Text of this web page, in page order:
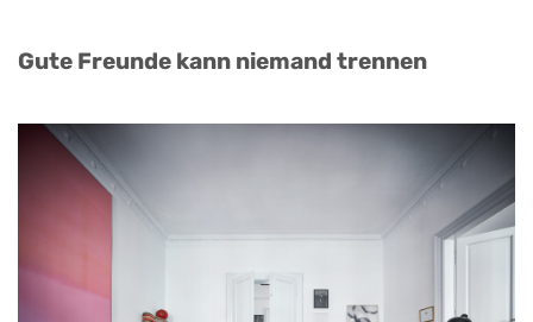
Gute Freunde kann niemand trennen